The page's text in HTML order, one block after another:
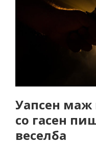
Уапсен маж
со гасен
веселба